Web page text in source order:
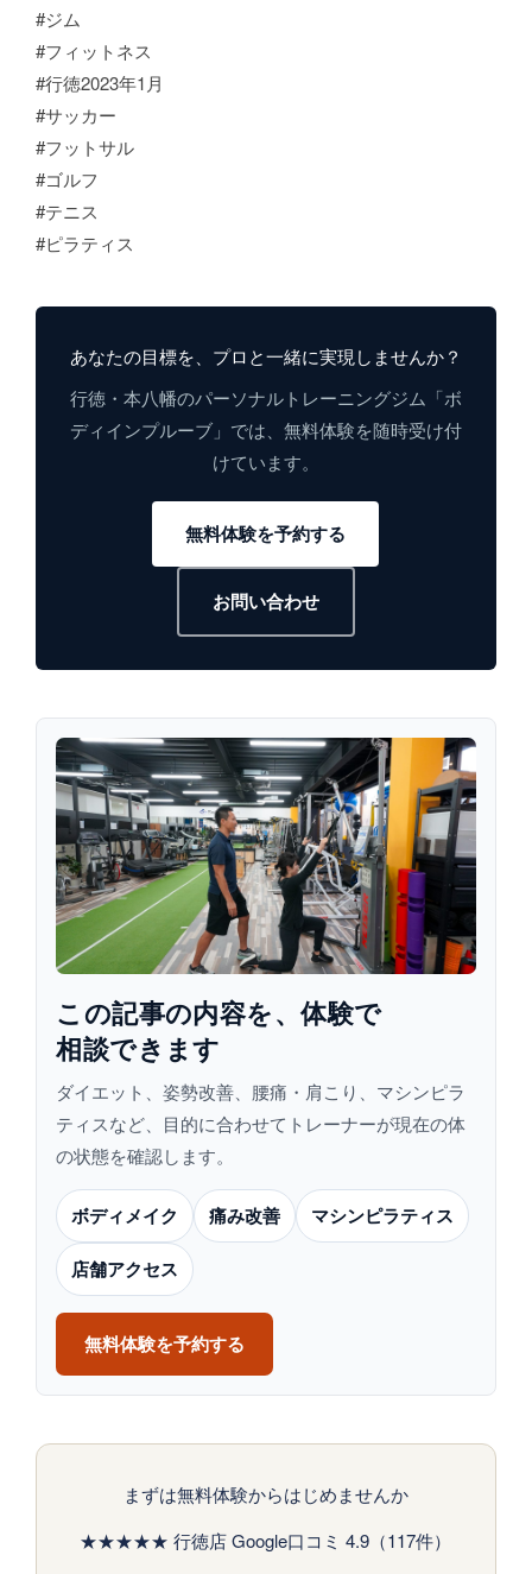
#ジム
#フィットネス
#行徳2023年1月
#サッカー
#フットサル
#ゴルフ
#テニス
#ピラティス
あなたの目標を、プロと一緒に実現しませんか？
行徳・本八幡のパーソナルトレーニングジム「ボ
ディインプルーブ」では、無料体験を随時受け付
けています。
無料体験を予約する
お問い合わせ
この​記事の​内容を、​体験で​
相談できます
ダイエット、姿勢改善、腰痛・肩こり、マシンピラ
ティスなど、目的に合わせてトレーナーが現在の体
の状態を確認します。
ボディメイク 痛み改善 マシンピラティス
店舗アクセス
無料体験を予約する
まずは無料体験からはじめませんか
★★★★★ 行徳店 Google口コミ 4.9（117件）